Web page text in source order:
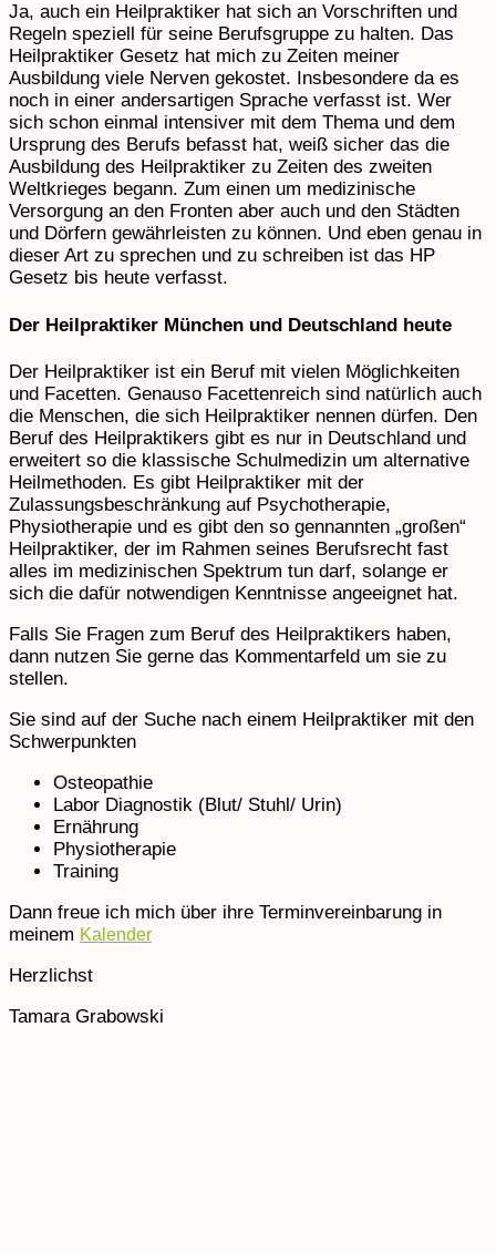
Ja, auch ein Heilpraktiker hat sich an Vorschriften und
Regeln speziell für seine Berufsgruppe zu halten. Das
Heilpraktiker Gesetz hat mich zu Zeiten meiner
Ausbildung viele Nerven gekostet. Insbesondere da es
noch in einer andersartigen Sprache verfasst ist. Wer
sich schon einmal intensiver mit dem Thema und dem
Ursprung des Berufs befasst hat, weiß sicher das die
Ausbildung des Heilpraktiker zu Zeiten des zweiten
Weltkrieges begann. Zum einen um medizinische
Versorgung an den Fronten aber auch und den Städten
und Dörfern gewährleisten zu können. Und eben genau in
dieser Art zu sprechen und zu schreiben ist das HP
Gesetz bis heute verfasst.
Der Heilpraktiker München und Deutschland heute
Der Heilpraktiker ist ein Beruf mit vielen Möglichkeiten
und Facetten. Genauso Facettenreich sind natürlich auch
die Menschen, die sich Heilpraktiker nennen dürfen. Den
Beruf des Heilpraktikers gibt es nur in Deutschland und
erweitert so die klassische Schulmedizin um alternative
Heilmethoden. Es gibt Heilpraktiker mit der
Zulassungsbeschränkung auf Psychotherapie,
Physiotherapie und es gibt den so gennannten „großen“
Heilpraktiker, der im Rahmen seines Berufsrecht fast
alles im medizinischen Spektrum tun darf, solange er
sich die dafür notwendigen Kenntnisse angeeignet hat.
Falls Sie Fragen zum Beruf des Heilpraktikers haben,
dann nutzen Sie gerne das Kommentarfeld um sie zu
stellen.
Sie sind auf der Suche nach einem Heilpraktiker mit den
Schwerpunkten
Osteopathie
Labor Diagnostik (Blut/ Stuhl/ Urin)
Ernährung
Physiotherapie
Training
Dann freue ich mich über ihre Terminvereinbarung in
meinem Kalender
Herzlichst
Tamara Grabowski